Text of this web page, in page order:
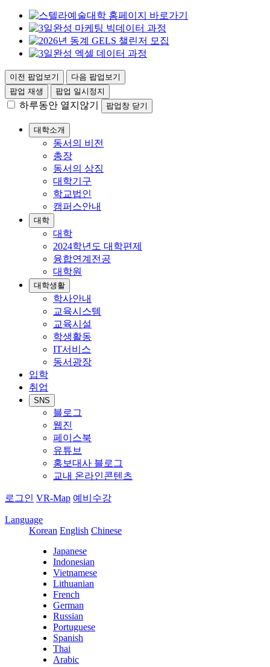
이전 팝업보기
다음 팝업보기
팝업 재생
팝업 일시정지
하루동안 열지않기 팝업창 닫기
대학소개
동서의 비전
총장
동서의 상징
대학기구
학교법인
캠퍼스안내
대학
대학
2024학년도 대학편제
융합연계전공
대학원
대학생활
학사안내
교육시스템
교육시설
학생활동
IT서비스
동서광장
입학
취업
SNS
블로그
웹진
페이스북
유튜브
홍보대사 블로그
교내 온라인콘텐츠
로그인 VR-Map 예비수강
Language
Korean English Chinese
Japanese
Indonesian
Vietnamese
Lithuanian
French
German
Russian
Portuguese
Spanish
Thai
Arabic